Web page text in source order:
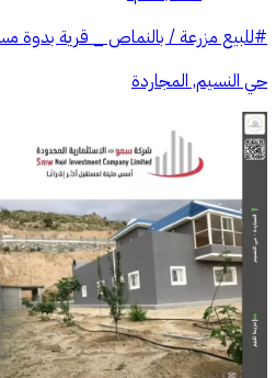
#للبيع مزرعة / بالنماص _ قرية بدوة مساحةالأرض : 48.000م 🔸️بواجهة : غربية على شارع عرض 15 م 🔸️السعر : 7,245,000 رخصة
حي النسيم, المجاردة